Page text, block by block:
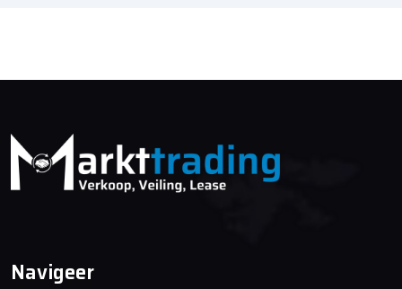
Navigeer